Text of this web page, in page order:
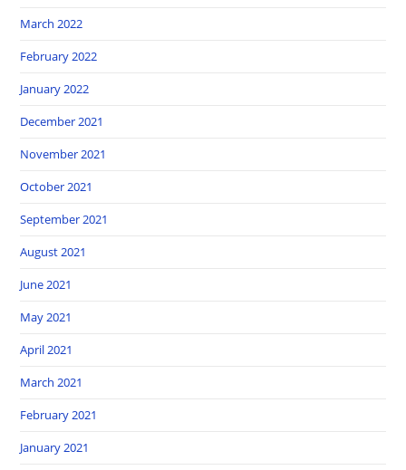
March 2022
February 2022
January 2022
December 2021
November 2021
October 2021
September 2021
August 2021
June 2021
May 2021
April 2021
March 2021
February 2021
January 2021